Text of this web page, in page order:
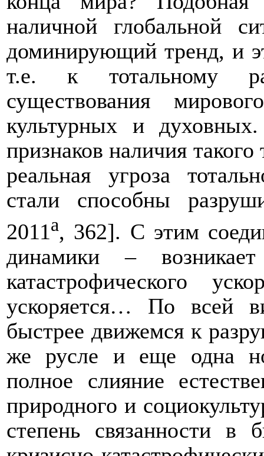
наличной глобальной
доминирующий тренд, и
т.е. к тотальному
существования
культурных и
признаков наличия
реальная угроза
стали способны
2011а, 362]. С этим
динамики –
катастрофического
ускоряется… По всей
быстрее движемся к
же русле и еще одна
полное слияние
природного и
степень связанности в